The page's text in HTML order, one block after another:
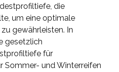
die
um eine optimale
gewährleisten. In
gesetzlich
für
Sommer- und Winterreifen